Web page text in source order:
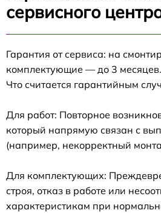
сервисного
Гарантия от сервиса: на
комплектующие — до 3 месяцев.
Что считается гарантийным
Для работ: Повторное
который напрямую связан с
(например, некорректный
Для комплектующих:
строя, отказ в работе или
характеристикам при